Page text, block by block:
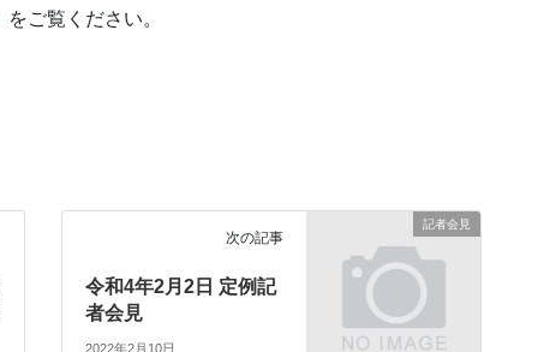
をご覧ください。
記者会見
次の記事
令和4年2月2日 定例記
者会見
2022年2月10日